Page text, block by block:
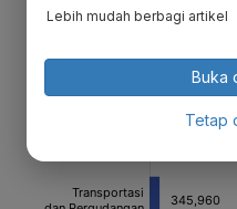
Lebih mudah berbagi artikel
Buka
Tetap